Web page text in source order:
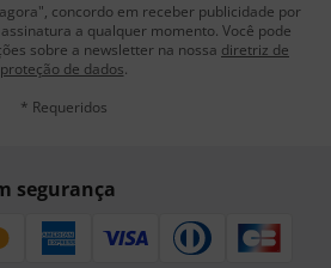
concordo em receber publicidade por
a qualquer momento. Você pode
sobre a newsletter na nossa diretriz de
proteção de dados.
* Requeridos
segurança